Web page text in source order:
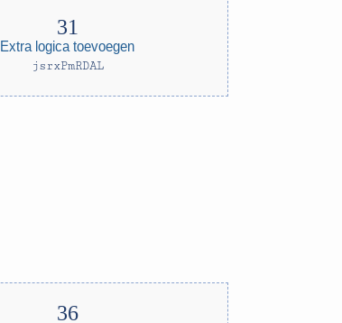
Extra logica toevoegen
jsrxPmRDAL